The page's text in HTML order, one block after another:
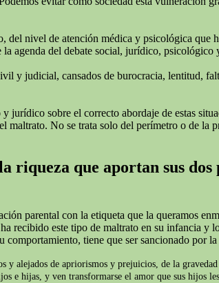
del nivel de atención médica y psicológica que
la agenda del debate social, jurídico,
y judicial, cansados de burocracia, lentitud,
jurídico sobre el correcto abordaje de estas
maltrato. No se trata solo del perímetro o de la
riqueza que aportan sus dos
parental con la etiqueta que la queramos
recibido este tipo de maltrato en su infancia y
tiene que ser sancionado por
y alejados de apriorismos y prejuicios, de la
e hijas, y ven transformarse el amor que sus hijos